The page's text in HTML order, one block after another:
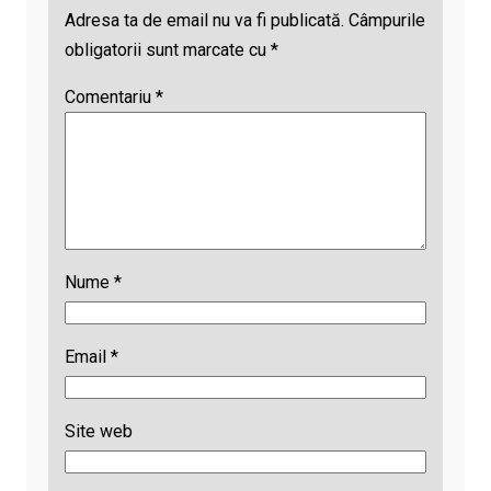
Adresa ta de email nu va fi publicată. Câmpurile
obligatorii sunt marcate cu *
Comentariu *
Nume *
Email *
Site web